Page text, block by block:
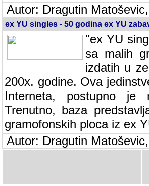
Autor: Dragutin
ex YU singles - 50 godina ex YU
"ex YU
sa malih
izdatih u
200x. godine. Ova
Interneta, postupno je
baza predstavlja
ploca iz ex YU.
Autor: Dragutin